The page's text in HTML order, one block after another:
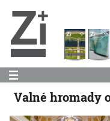
Valné hromady